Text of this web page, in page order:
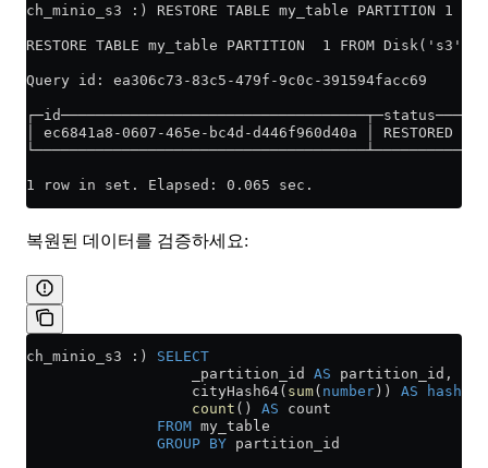
ch_minio_s3 :) RESTORE TABLE my_table PARTITION 1
RESTORE TABLE my_table PARTITION  1 FROM
Query id: ea306c73-83c5-479f-9c0c-391594facc69
┌─id───────────────────────────────────┬─status───┐
│ ec6841a8-0607-465e-bc4d-d446f960d40a │ RESTORED │
└──────────────────────────────────────┴──────────┘
1 row in set. Elapsed: 0.065 sec.
복원된 데이터를 검증하세요:
ch_minio_s3 :) SELECT
                   _partition_id
AS partition_id,
                   cityHash64(
sum( number)) AS hash
                   count
() AS count
               FROM
my_table
               GROUP BY
partition_id